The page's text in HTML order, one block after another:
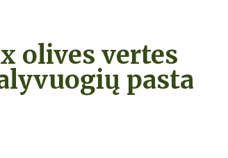
olives vertes
pasta